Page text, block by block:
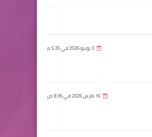
3 يونيو 2026 في 5:35 م
16 مارس 2026 في 8:36 ص